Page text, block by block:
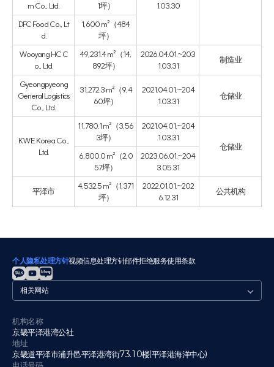
1.03.30
m Co., Ltd.
1坪）
DFC Food Co., Lt
d.
1,600 m²（484
坪）
Wooyang HC C
o., Ltd.
49,231.4 m²（14,
892坪）
2026.04.01.~203
1.03.31
制造业
Gyeongpyeong
General Logistics
Co., Ltd.
31,272.3 m²（9,4
60坪）
2021.04.01.~204
1.03.31
仓储业
KWE Korea Co.,
Ltd.
11,780.1 m²（3,56
3坪）
2021.04.01.~204
1.03.31
仓储业
6,800.0 m²（2,0
57坪）
2023.06.01.~204
3.05.31
平泽市
4,532.5 m²（1,371
坪）
2022.01.01.~202
6.12.31
公共机构
个人隐私处理方针视频信息处理方针邮件拒绝服务使用条款
관
련
이
트
机构名称
京畿平泽港湾公社
地址
京畿道平泽市浦升邑平泽港湾街73.10楼(平泽港海洋中心)